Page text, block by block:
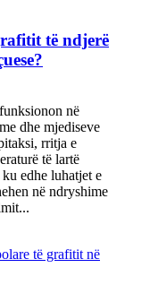
të ndjerë
në
dhe mjediseve
rritja e
të lartë
edhe luhatjet e
në ndryshime